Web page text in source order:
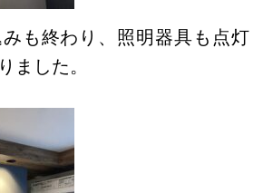
も終わり、照明器具も点灯
ました。